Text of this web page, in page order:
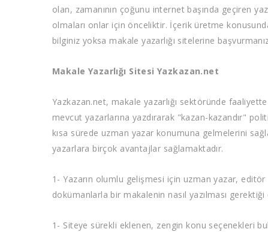
olan, zamanının çoğunu internet başında geçiren
olmaları onlar için önceliktir. İçerik üretme
bilginiz yoksa makale yazarlığı sitelerine
Makale Yazarlığı Sitesi Yazkazan.net
Yazkazan.net, makale yazarlığı sektöründe
mevcut yazarlarına yazdırarak "kazan-kazandır"
kısa sürede uzman yazar konumuna gelmelerini
yazarlara birçok avantajlar sağlamaktadır.
1- Yazarın olumlu gelişmesi için uzman yazar,
dokümanlarla bir makalenin nasıl yazılması
1- Siteye sürekli eklenen, zengin konu seçenekleri